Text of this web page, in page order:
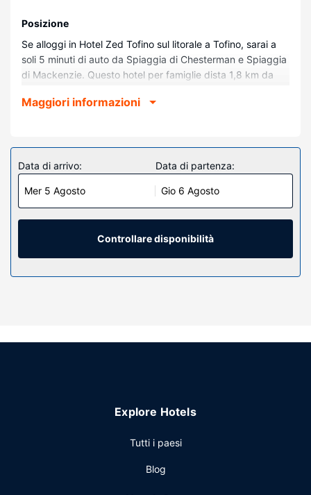
Posizione
Se alloggi in Hotel Zed Tofino sul litorale a Tofino, sarai a
soli 5 minuti di auto da Spiaggia di Chesterman e Spiaggia
di Mackenzie. Questo hotel per famiglie dista 1,8 km da
Camere
Wi-Fi gratuito ti consente di restare in contatto con il
mondo. Il bagno in camera dispone di doccia, soffione a
pioggia e set di cortesia gratuiti. I comfort includono salotti
separati, accessori per la preparazione di caffè/tè e
telefoni con chiamate internazionali gratuite.
noleggio biciclette. Questo hotel dispone, inoltre, di il Wi-Fi
deposito bagagli e un servizio lavanderia. Il un parcheggio
Maggiori informazioni
Data di arrivo:
Mer 5 Agosto
Data di partenza:
Gio 6 Agosto
Controllare disponibilità
Explore Hotels
Tutti i paesi
Blog